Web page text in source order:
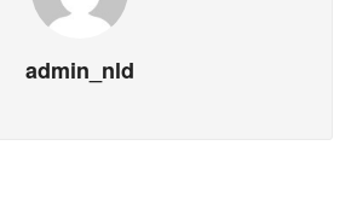
admin_nld